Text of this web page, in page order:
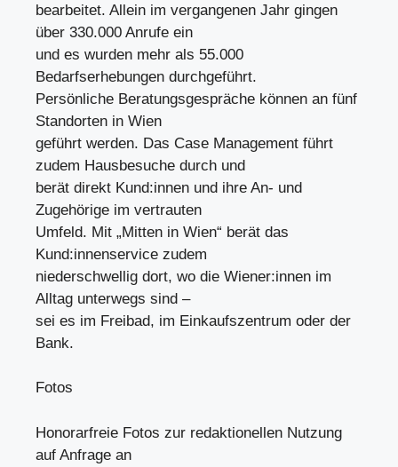
bearbeitet. Allein im vergangenen Jahr gingen
über 330.000 Anrufe ein
und es wurden mehr als 55.000
Bedarfserhebungen durchgeführt.
Persönliche Beratungsgespräche können an fünf
Standorten in Wien
geführt werden. Das Case Management führt
zudem Hausbesuche durch und
berät direkt Kund:innen und ihre An- und
Zugehörige im vertrauten
Umfeld. Mit „Mitten in Wien“ berät das
Kund:innenservice zudem
niederschwellig dort, wo die Wiener:innen im
Alltag unterwegs sind –
sei es im Freibad, im Einkaufszentrum oder der
Bank.
Fotos
Honorarfreie Fotos zur redaktionellen Nutzung
auf Anfrage an